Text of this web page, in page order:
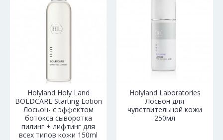
Holyland Holy Land
BOLDCARE Starting Lotion
Лосьон- с эффектом
ботокса сыворотка
пилинг + лифтинг для
всех типов кожи 150ml
Holyland Laboratories
Лосьон для
чувствительной кожи
250мл